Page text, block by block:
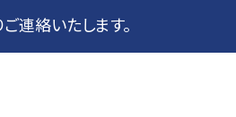
連絡いたします。